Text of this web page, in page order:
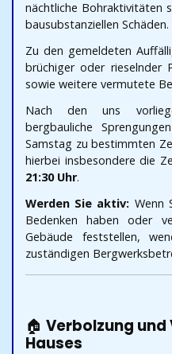
nächtliche Bohraktivitäten
bausubstanziellen Schäden.
Zu den gemeldeten
brüchiger oder rieselnder
sowie weitere vermutete
Nach den uns
bergbauliche
Samstag zu bestimmten
hierbei insbesondere die
21:30 Uhr.
Werden Sie aktiv: Wenn
Bedenken haben oder
Gebäude feststellen,
zuständigen
🏠 Verbolzung und
Hauses